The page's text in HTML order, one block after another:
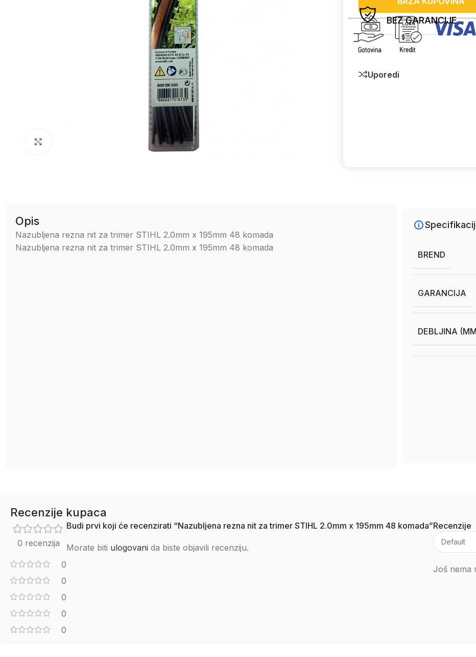
BEZ GARANCIJE
Uporedi
Opis
Nazubljena rezna nit za trimer STIHL 2.0mm x 195mm 48 komada
Nazubljena rezna nit za trimer STIHL 2.0mm x 195mm 48 komada
BREND
GARANCIJA
DEBLJINA
Recenzije kupaca
0 recenzija
0
0
0
0
0
Recenzije
Još nema
Budi prvi koji će recenzirati “Nazubljena rezna nit za trimer STIHL 2.0mm x 195mm 48 komada”
Morate biti ulogovani da biste objavili recenziju.